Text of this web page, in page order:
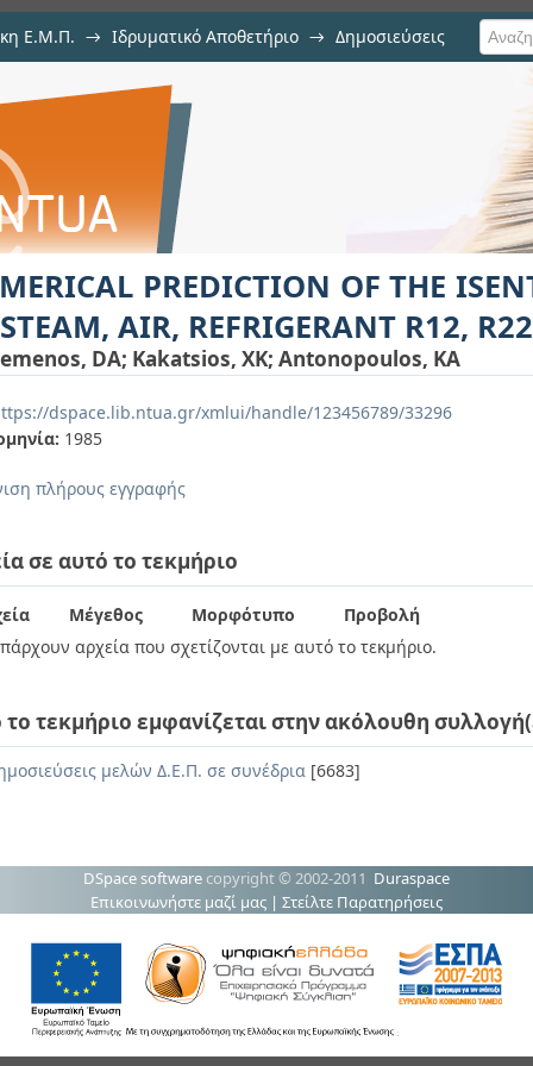
Ε.Μ.Π. → Ιδρυματικό Αποθετήριο → Δημοσιεύσεις
OF THE ISENTROPIC
AND AMMONIA.
PREDICTION OF THE
AIR, REFRIGERANT R12,
DA; Kakatsios, XK; Antonopoulos, KA
dspace.lib.ntua.gr/xmlui/handle/123456789/33296
1985
πλήρους εγγραφής
σε αυτό το τεκμήριο
Μέγεθος Μορφότυπο
Προβολή
αρχεία που σχετίζονται με αυτό το τεκμήριο.
το τεκμήριο εμφανίζεται στην ακόλουθη
μελών Δ.Ε.Π. σε συνέδρια [6683]
DSpace software copyright © 2002-2011 Duraspace
Επικοινωνήστε μαζί μας | Στείλτε Παρατηρήσεις